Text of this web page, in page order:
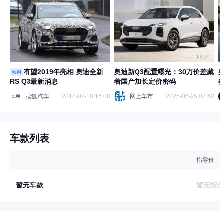
原创
有望2019年亮相 奥迪全新
RS Q3最新消息
搜狐汽车 2018-07-10 16:00
奥迪新Q3配置曝光：30万价差藏
着国产加长定价密码
网上车市 2025-06-25 07:42
车款列表
- 指导价
暂无车款 暂无报